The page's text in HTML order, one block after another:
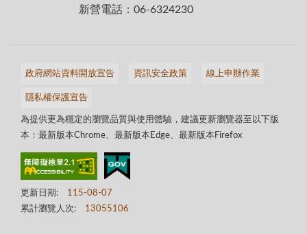
新營電話：06-6324230
政府網站資料開放宣告 資訊安全政策 線上申辦作業
隱私權保護宣告
為提供更為穩定的瀏覽品質與使用體驗，建議更新瀏覽器至以下版
本：最新版本Chrome、最新版本Edge、最新版本Firefox
更新日期:
115-08-07
累計瀏覽人次:
13055106